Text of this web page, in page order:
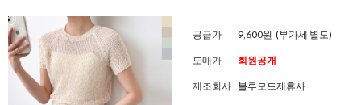
공급가 9,600원 (부가세 별도)
도매가 회원공개
제조회사 블루모드제휴사